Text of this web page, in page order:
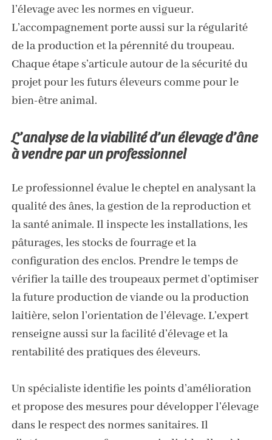
l’élevage avec les normes en vigueur.
L’accompagnement porte aussi sur la régularité
de la production et la pérennité du troupeau.
Chaque étape s’articule autour de la sécurité du
projet pour les futurs éleveurs comme pour le
bien-être animal.
L’analyse de la viabilité d’un élevage d’âne
à vendre par un professionnel
Le professionnel évalue le cheptel en analysant la
qualité des ânes, la gestion de la reproduction et
la santé animale. Il inspecte les installations, les
pâturages, les stocks de fourrage et la
configuration des enclos. Prendre le temps de
vérifier la taille des troupeaux permet d’optimiser
la future production de viande ou la production
laitière, selon l’orientation de l’élevage. L’expert
renseigne aussi sur la facilité d’élevage et la
rentabilité des pratiques des éleveurs.
Un spécialiste identifie les points d’amélioration
et propose des mesures pour développer l’élevage
dans le respect des normes sanitaires. Il